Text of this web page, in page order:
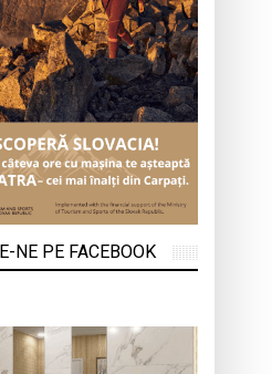
NE PE FACEBOOK